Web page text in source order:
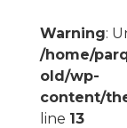
Warning:
/home/
old/wp-
content/
line 13